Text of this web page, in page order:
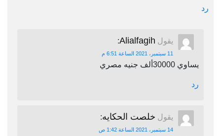
رد
يقول Alialfagih
:
11 سبتمبر، 2021 الساعة 6:51 م
يساوي 30000ألف جنيه مصري
رد
يقول خلصت الحكايه:
14 سبتمبر، 2021 الساعة 1:42 ص